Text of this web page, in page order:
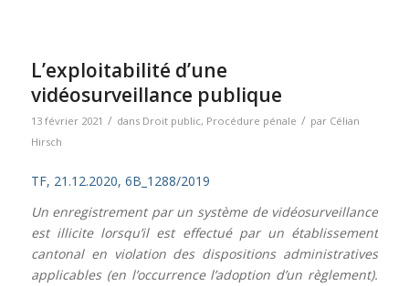
L’exploitabilité d’une
vidéosurveillance publique
13 février 2021 / dans Droit public, Procédure pénale / par Célian
Hirsch
TF, 21.12.2020, 6B_1288/2019
Un enregistrement par un système de vidéosurveillance
est illicite lorsqu’il est effectué par un établissement
cantonal en violation des dispositions administratives
applicables (en l’occurrence l’adoption d’un règlement).